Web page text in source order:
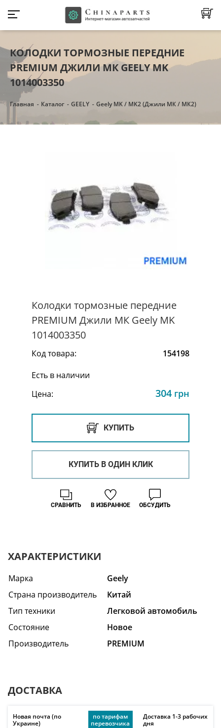
КОЛОДКИ ТОРМОЗНЫЕ ПЕРЕДНИЕ
PREMIUM ДЖИЛИ МК GEELY MK
1014003350
Главная Каталог GEELY Geely MK / MK2 (Джили МК / МК2)
Колодки тормозные передние
PREMIUM Джили МК Geely MK
1014003350
Код товара:
154198
Есть в наличии
Цена:
304 грн
КУПИТЬ
КУПИТЬ В ОДИН КЛИК
В ИЗБРАННОЕ
СРАВНИТЬ ОБСУДИТЬ
ХАРАКТЕРИСТИКИ
Марка
Geely
Страна производитель
Китай
Тип техники
Легковой автомобиль
Состояние
Hовое
Производитель
PREMIUM
ДОСТАВКА
Новая почта (по
Украине)
по тарифам
перевозчика
Доставка 1-3 рабочих
дня